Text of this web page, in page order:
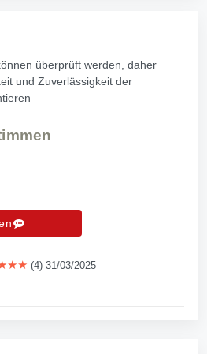
überprüft werden, daher
und Zuverlässigkeit der
(4) 31/03/2025